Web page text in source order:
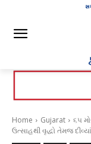
Home Gujarat
૬૫
ઉત્સાહથી વૃદ્ધો તેમજ